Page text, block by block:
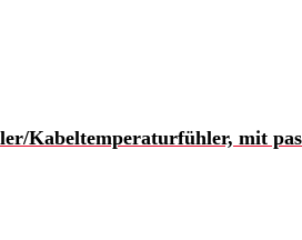
Kabeltemperaturfühler, mit